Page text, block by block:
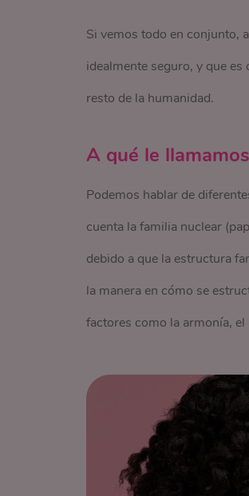
Si vemos todo en conjunto,
idealmente seguro, y que
resto de la humanidad.
A qué le
Podemos hablar de
cuenta la familia nuclear
debido a que la estructura
la manera en cómo se
factores como la armonía,